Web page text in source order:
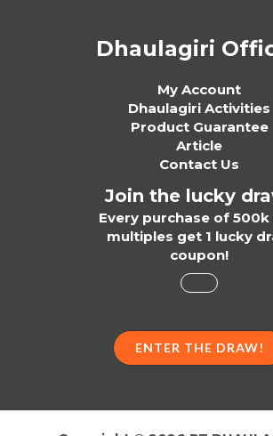
Dhaulagiri
My Account
Dhaulagiri Activities
Product Guarantee
Article
Contact Us
Join the lucky
Every purchase of 500k
multiples get 1 lucky
coupon!
ENTER THE DRAW!